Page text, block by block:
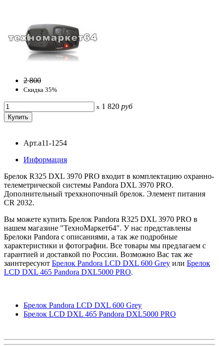
2 800
Скидка 35%
x 1 820 руб
Арт.a11-1254
Информация
Брелок R325 DXL 3970 PRO входит в комплектацию охранно-
телеметрической системы Pandora DXL 3970 PRO.
Дополнительный трехкнопочный брелок. Элемент питания
CR 2032.
Вы можете купить Брелок Pandora R325 DXL 3970 PRO в
нашем магазине "ТехноМаркет64". У нас представлены
Брелоки Pandora с описаниями, а так же подробные
характеристики и фотографии. Все товары мы предлагаем с
гарантией и доставкой по России. Возможно Вас так же
заинтересуют Брелок Pandora LCD DXL 600 Grey или Брелок
LCD DXL 465 Pandora DXL5000 PRO.
Брелок Pandora LCD DXL 600 Grey
Брелок LCD DXL 465 Pandora DXL5000 PRO